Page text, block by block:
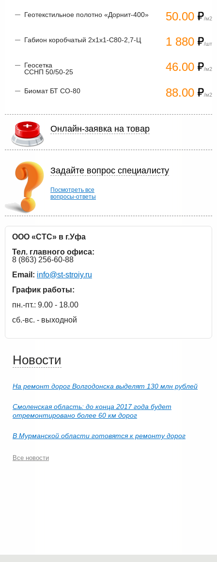
50.00 /м2
Геотекстильное полотно «Дорнит-400»
1 880 /шт
Габион коробчатый 2х1х1-С80-2,7-Ц
46.00 /м2
Геосетка
ССНП 50/50-25
88.00 /м2
Биомат БТ СО-80
Онлайн-заявка на товар
Задайте вопрос специалисту
Посмотреть все
вопросы-ответы
ООО «СТС» в г.Уфа
Тел. главного офиса:
8 (863) 256-60-88
Email: info@st-stroiy.ru
График работы:
пн.-пт.: 9.00 - 18.00
сб.-вс. - выходной
Новости
На ремонт дорог Волгодонска выделят 130 млн рублей
Смоленская область: до конца 2017 года будет
отремонтировано более 60 км дорог
В Мурманской области готовятся к ремонту дорог
Все новости